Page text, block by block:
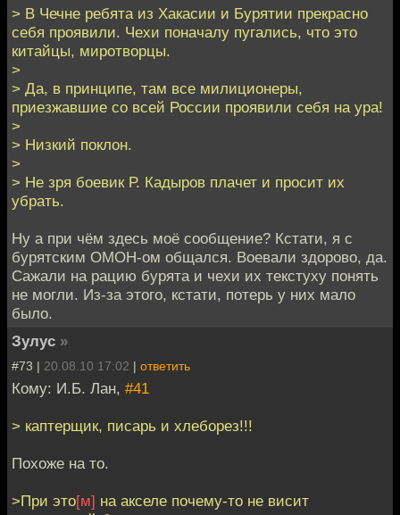
> В Чечне ребята из Хакасии и Бурятии прекрасно
себя проявили. Чехи поначалу пугались, что это
китайцы, миротворцы.
>
> Да, в принципе, там все милиционеры,
приезжавшие со всей России проявили себя на ура!
>
> Низкий поклон.
>
> Не зря боевик Р. Кадыров плачет и просит их
убрать.
Ну а при чём здесь моё сообщение? Кстати, я с
бурятским ОМОН-ом общался. Воевали здорово, да.
Сажали на рацию бурята и чехи их текстуху понять
не могли. Из-за этого, кстати, потерь у них мало
было.
Зулуc »
#73 | 20.08.10 17:02 | ответить
Кому: И.Б. Лан, #41
> каптерщик, писарь и хлеборез!!!
Похоже на то.
>При это[м] на акселе почему-то не висит